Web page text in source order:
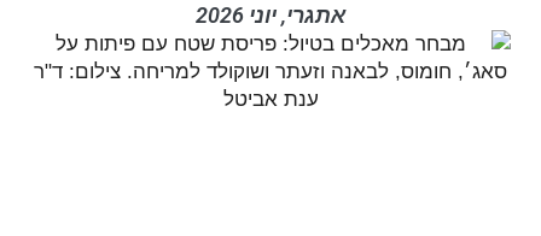
אתגרי, יוני 2026